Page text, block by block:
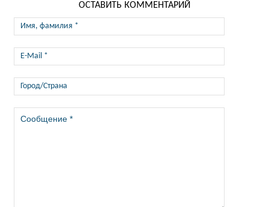
ОСТАВИТЬ КОММЕНТАРИЙ